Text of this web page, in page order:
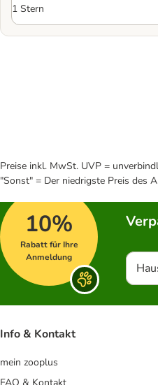
Preise inkl. MwSt. UVP =
"Sonst" = Der niedrigste Preis des
10%
Rabatt für Ihre
Anmeldung
Info & Kontakt
mein zooplus